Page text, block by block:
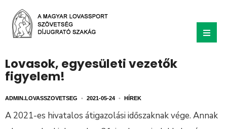
Lovasok, egyesületi vezetők
figyelem!
ADMIN.LOVASSZOVETSEG • 2021-05-24 • HÍREK
A 2021-es hivatalos átigazolási időszaknak vége. Annak